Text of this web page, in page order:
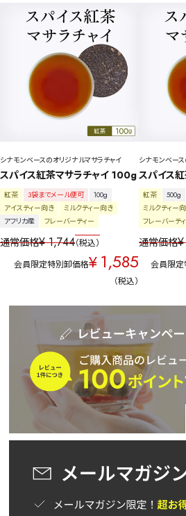
シナモンベースのオリジナルマサラチャイ
スパイス紅茶マサラチャイ 100g
紅茶 3袋までメール便可
100g
アイスティー向き
ミルクティー向き
アフリカ産
フレーバーティー
通常価格¥ 1,744 税込
会員限定特別卸価格¥1,585
税込
シナモンベー
スパイス
紅茶 500g
ミルクティー
フレーバーテ
通常価格¥
会員限